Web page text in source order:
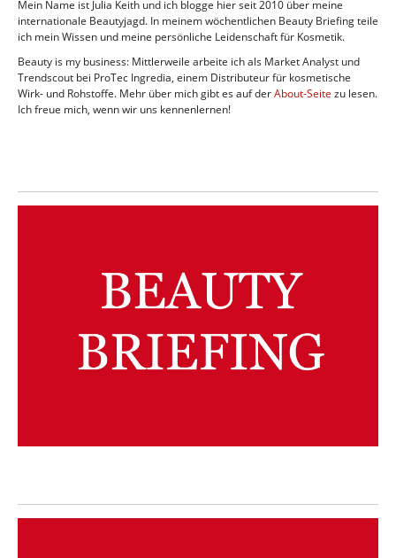
Mein Name ist Julia Keith und ich blogge hier seit 2010 über meine
internationale Beautyjagd. In meinem wöchentlichen Beauty Briefing teile
ich mein Wissen und meine persönliche Leidenschaft für Kosmetik.
Beauty is my business: Mittlerweile arbeite ich als Market Analyst und
Trendscout bei ProTec Ingredia, einem Distributeur für kosmetische
Wirk- und Rohstoffe. Mehr über mich gibt es auf derAbout-Seite zu lesen.
Ich freue mich, wenn wir uns kennenlernen!